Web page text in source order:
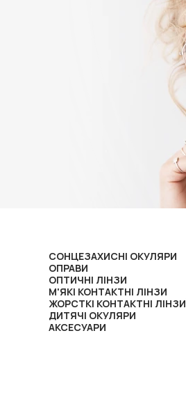
СОНЦЕЗАХИСНІ ОКУЛЯРИ
ОПРАВИ
ОПТИЧНІ ЛІНЗИ
М'ЯКІ КОНТАКТНІ ЛІНЗИ
ЖОРСТКІ КОНТАКТНІ ЛІНЗИ
ДИТЯЧІ ОКУЛЯРИ
АКСЕСУАРИ